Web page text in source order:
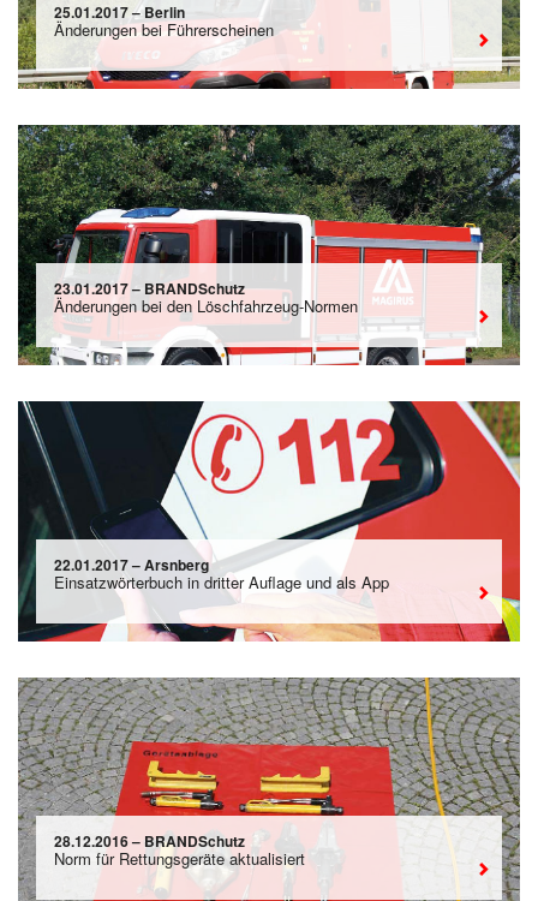
25.01.2017 – Berlin
Änderungen bei Führerscheinen
23.01.2017 – BRANDSchutz
Änderungen bei den Löschfahrzeug-Normen
22.01.2017 – Arsnberg
Einsatzwörterbuch in dritter Auflage und als App
28.12.2016 – BRANDSchutz
Norm für Rettungsgeräte aktualisiert